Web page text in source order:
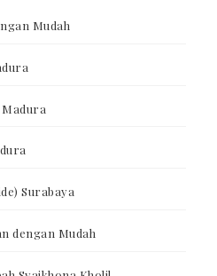
Mudah
Surabaya
dengan Mudah